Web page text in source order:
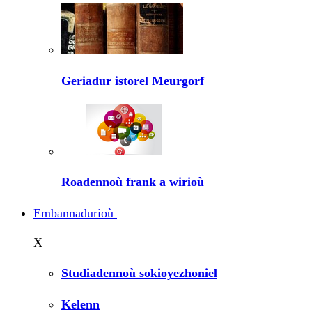
Geriadur istorel Meurgorf
Roadennoù frank a wirioù
Embannadurioù
X
Studiadennoù sokioyezhoniel
Kelenn